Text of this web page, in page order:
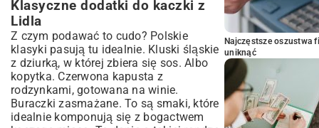
Klasyczne dodatki do kaczki z
Lidla
Z czym podawać to cudo? Polskie
klasyki pasują tu idealnie. Kluski śląskie
z dziurką, w której zbiera się sos. Albo
kopytka. Czerwona kapusta z
rodzynkami, gotowana na winie.
Buraczki zasmażane. To są smaki, które
idealnie komponują się z bogactwem
Najczęstsze oszustwa
uniknąć